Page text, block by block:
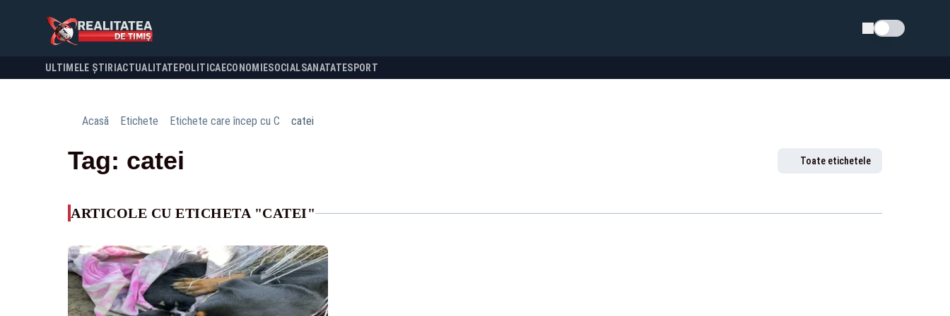
Schimba tema
ULTIMELE ȘTIRI ACTUALITATE POLITICA ECONOMIESOCIALSANATATESPORT
Acasă Etichete Etichete care încep cu C catei
Tag: catei Toate etichetele
ARTICOLE CU ETICHETA "CATEI"